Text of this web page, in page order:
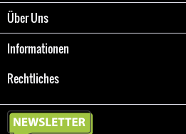
Über Uns
Informationen
Rechtliches